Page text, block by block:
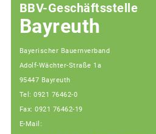
BBV-Geschäftsstelle
Bayreuth
Bayerischer Bauernverband
Adolf-Wächter-Straße 1a
95447 Bayreuth
Tel: 0921 76462-0
Fax: 0921 76462-19
E-Mail: